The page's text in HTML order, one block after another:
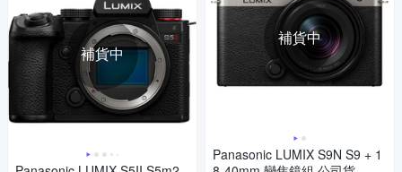
補貨中
補貨中
Panasonic LUMIX S9N S9 + 1